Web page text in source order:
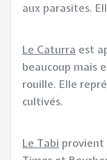
aux parasites.
Le Caturra est
beaucoup mais
rouille. Elle
cultivés.
Le Tabi provient